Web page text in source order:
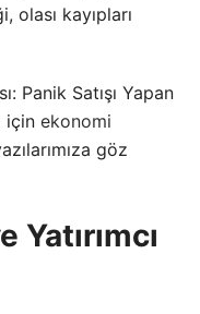
olası kayıpları
Panik Satışı Yapan
için ekonomi
göz